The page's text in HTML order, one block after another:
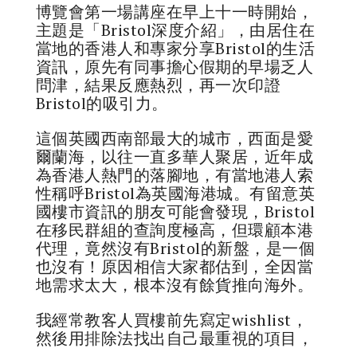
博覽會第一場講座在早上十一時開始，
主題是「Bristol深度介紹」，由居住在
當地的香港人和專家分享Bristol的生活
資訊，原先有同事擔心假期的早場乏人
問津，結果反應熱烈，再一次印證
Bristol的吸引力。
這個英國西南部最大的城市，西面是愛
爾蘭海，以往一直多華人聚居，近年成
為香港人熱門的落腳地，有當地港人索
性稱呼Bristol為英國海港城。有留意英
國樓市資訊的朋友可能會發現，Bristol
在移民群組的查詢度極高，但環顧本港
代理，竟然沒有Bristol的新盤，是一個
也沒有！原因相信大家都估到，全因當
地需求太大，根本沒有餘貨推向海外。
我經常教客人買樓前先寫定wishlist，
然後用排除法找出自己最重視的項目，